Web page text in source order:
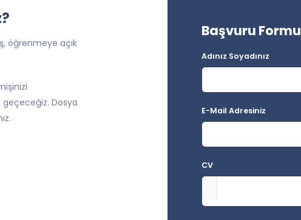
öğrenmeye açık
Dosya
Başvuru Formu
Adınız Soyadınız
E-Mail Adresiniz
CV